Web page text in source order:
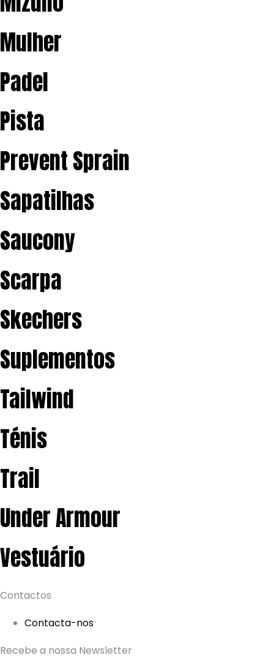
Mulher
Padel
Pista
Prevent Sprain
Sapatilhas
Saucony
Scarpa
Skechers
Suplementos
Tailwind
Ténis
Trail
Under Armour
Vestuário
Contactos
Contacta-nos
Recebe a nossa Newsletter